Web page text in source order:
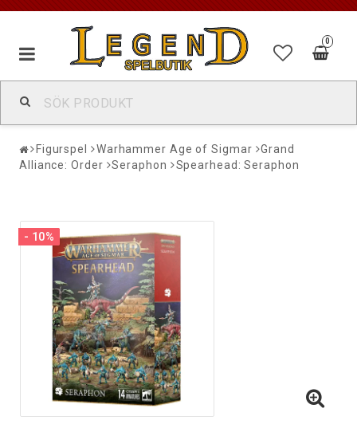
0
Figurspel Warhammer Age of Sigmar
Grand
Alliance: Order
Seraphon Spearhead: Seraphon
- 10%